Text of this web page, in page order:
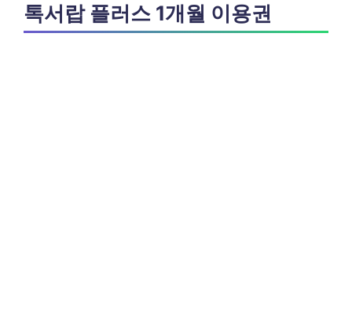
톡서랍 플러스 1개월 이용권